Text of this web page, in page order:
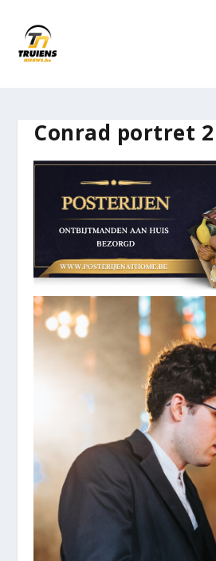
Conrad portret 2